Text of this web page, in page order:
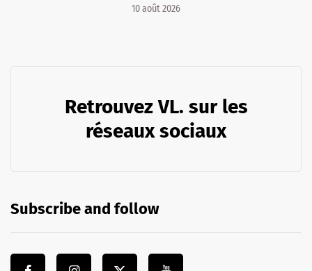
10 août 2026
Retrouvez VL. sur les
réseaux sociaux
Subscribe and follow